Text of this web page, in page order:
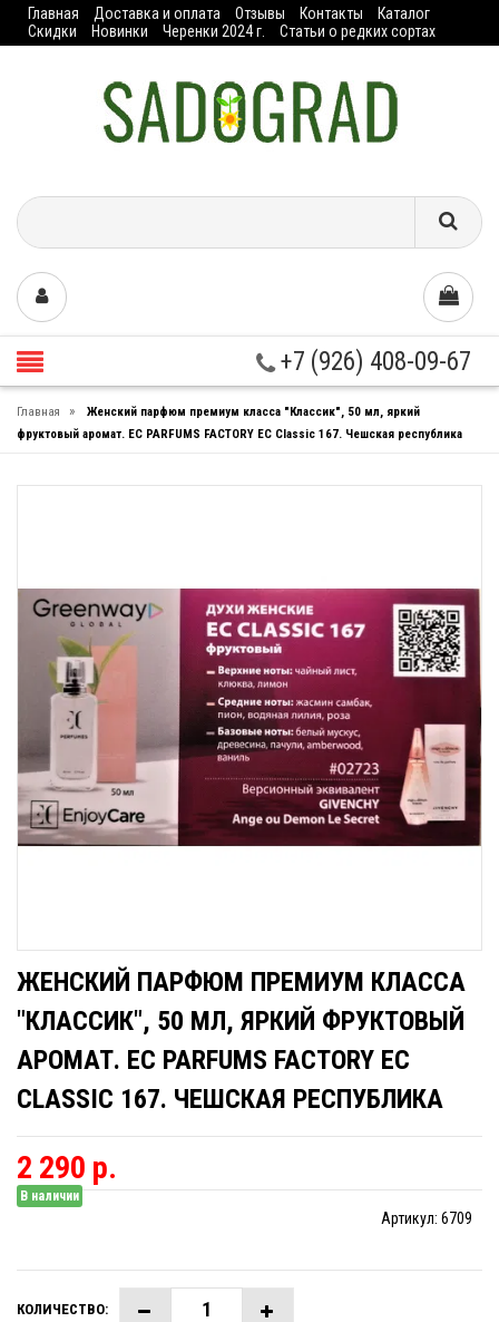
Главная Доставка и оплата Отзывы Контакты
Каталог
Скидки
Новинки Черенки 2024 г. Статьи о редких сортах
+7 (926) 408-09-67
Главная »
Женский парфюм премиум класса "Классик", 50 мл, яркий
фруктовый аромат. EC PARFUMS FACTORY EC Classic 167. Чешская республика
ЖЕНСКИЙ ПАРФЮМ ПРЕМИУМ КЛАССА
"КЛАССИК", 50 МЛ, ЯРКИЙ ФРУКТОВЫЙ
АРОМАТ. EC PARFUMS FACTORY EC
CLASSIC 167. ЧЕШСКАЯ РЕСПУБЛИКА
2 290 р.
В наличии
Артикул: 6709
КОЛИЧЕСТВО: